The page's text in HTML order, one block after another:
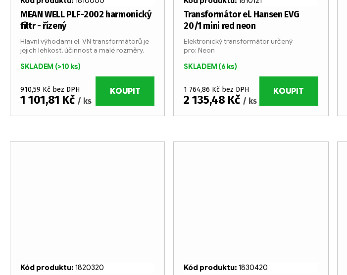
d
d
ů
MEAN WELL PLF-2002 harmonický
filtr - řízený
SKLADEM (>10 ks)
910,59 Kč bez DPH
1 101,81 Kč / ks
KOUPIT
Hlavní výhodami el. VN transformátorů je
jejich lehkost, účinnost a malé rozměry.
Transformátor el. Hansen EVG
20/1 mini red neon
SKLADEM(6 ks)
1 764,86 Kč bez DPH
2 135,48 Kč / ks
KOUPIT
Elektronický transformátor určený
pro: Neon
Kód produktu: 1820320 Kód produktu:1830420